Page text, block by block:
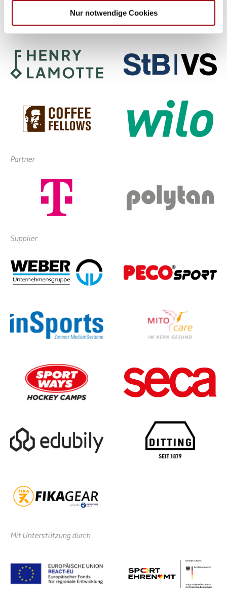
haben oder die sie im Rahmen Ihrer Nutzung der Dienste
Nur notwendige Cookies
Partner
Supplier
Mit Unterstützung durch